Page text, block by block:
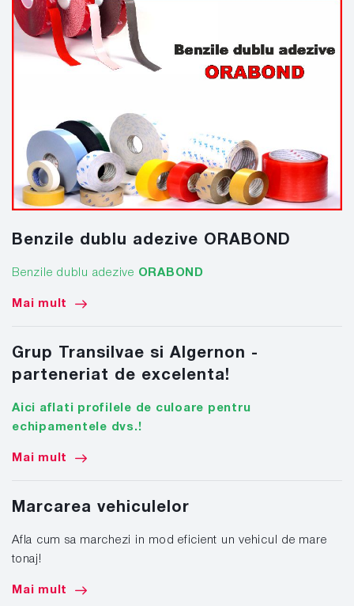
Benzile dublu adezive ORABOND
Benzile dublu adezive ORABOND
Mai mult
Grup Transilvae si Algernon -
parteneriat de excelenta!
Aici aflati profilele de culoare pentru
echipamentele dvs.!
Mai mult
Marcarea vehiculelor
Afla cum sa marchezi in mod eficient un vehicul de mare
tonaj!
Mai mult